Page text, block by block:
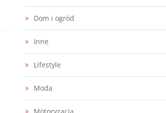
Dom i ogród
Inne
Lifestyle
Moda